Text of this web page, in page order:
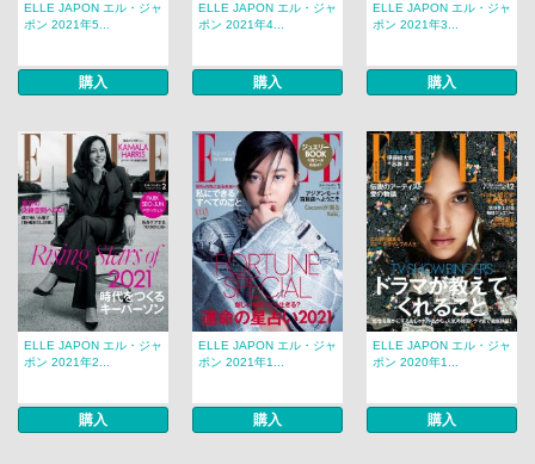
ELLE JAPON エル・ジャ
ポン 2021年5...
購入
ELLE JAPON エル・ジャ
ポン 2021年4...
購入
ELLE JAPON エル・ジャ
ポン 2021年3...
購入
ELLE JAPON エル・ジャ
ポン 2021年2...
購入
ELLE JAPON エル・ジャ
ポン 2021年1...
購入
ELLE JAPON エル・ジャ
ポン 2020年1...
購入